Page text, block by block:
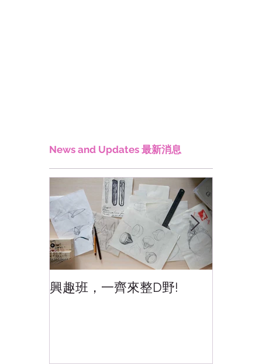
News and Updates 最新消息
興趣班，一齊來整D野!